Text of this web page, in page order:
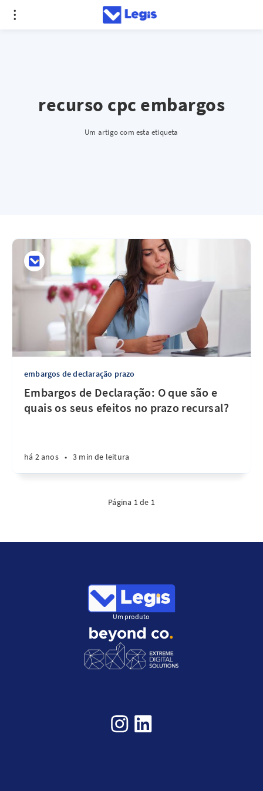
recurso cpc embargos
Um artigo com esta etiqueta
embargos de declaração prazo
Embargos de Declaração: O que são e
quais os seus efeitos no prazo recursal?
há 2 anos • 3 min de leitura
Página 1 de 1
Um produto